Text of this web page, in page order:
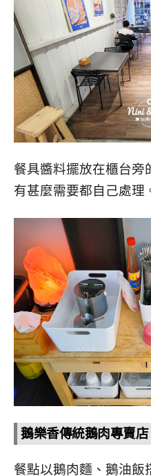
餐具醬料擺放在櫃台旁
有甚麼需要都自己處理
鵝樂香傳統鵝肉專賣店
餐點以鵝肉麵、鵝油飯